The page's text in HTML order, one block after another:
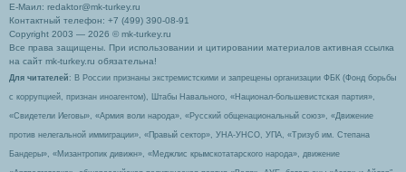
Е-Маил: redaktor@mk-turkey.ru
Контактный телефон: +7 (499) 390-08-91
Copyright 2003 — 2026 © mk-turkey.ru
Все права защищены. При использовании и цитировании материалов активная ссылка
на сайт mk-turkey.ru обязательна!
Для читателей : В России признаны экстремистскими и запрещены организации ФБК (Фонд борьбы
с коррупцией, признан иноагентом), Штабы Навального, «Национал-большевистская партия»,
«Свидетели Иеговы», «Армия воли народа», «Русский общенациональный союз», «Движение
против нелегальной иммиграции», «Правый сектор», УНА-УНСО, УПА, «Тризуб им. Степана
Бандеры», «Мизантропик дивижн», «Меджлис крымскотатарского народа», движение